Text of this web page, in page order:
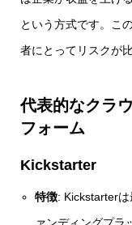
という方式です。こ
者にとってリスクが
代表的なクラ
フォーム
Kickstarter
特徴: Kickstarter
ァンディングプラ